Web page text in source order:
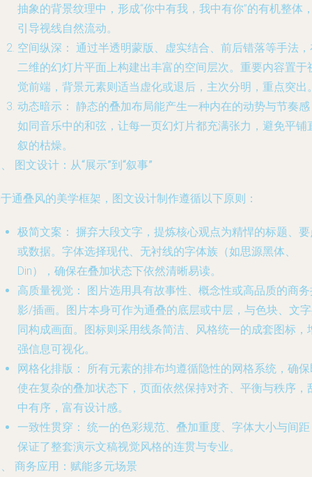
抽象的背景纹理中，形成“你中有我，我中有你”的有机整体
引导视线自然流动。
空间纵深： 通过半透明蒙版、虚实结合、前后错落等手法
二维的幻灯片平面上构建出丰富的空间层次。重要内容置于
觉前端，背景元素则适当虚化或退后，主次分明，重点突出
动态暗示： 静态的叠加布局能产生一种内在的动势与节奏
如同音乐中的和弦，让每一页幻灯片都充满张力，避免平铺
叙的枯燥。
图文设计：从“展示”到“叙事”
通叠风的美学框架，图文设计制作遵循以下原则：
极简文案： 摒弃大段文字，提炼核心观点为精悍的标题、
或数据。字体选择现代、无衬线的字体族（如思源黑体、
Din），确保在叠加状态下依然清晰易读。
高质量视觉：
图片选用具有故事性、概念性或高品质的商
影/插画。图片本身可作为通叠的底层或中层，与色块、文
同构成画面。图标则采用线条简洁、风格统一的成套图标，
强信息可视化。
网格化排版：
所有元素的排布均遵循隐性的网格系统，确
使在复杂的叠加状态下，页面依然保持对齐、平衡与秩序，
中有序，富有设计感。
一致性贯穿： 统一的色彩规范、叠加重度、字体大小与间
保证了整套演示文稿视觉风格的连贯与专业。
商务应用：赋能多元场景